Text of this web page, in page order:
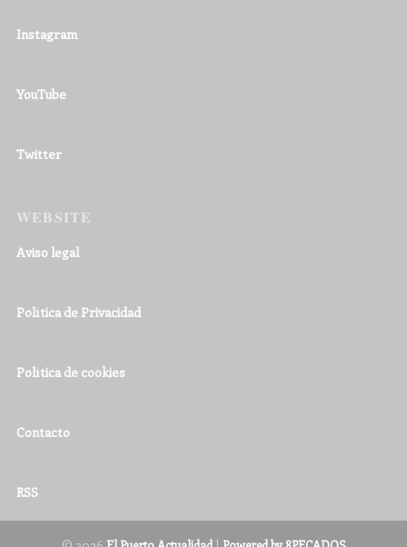
Instagram
YouTube
Twitter
WEBSITE
Aviso legal
Política de Privacidad
Política de cookies
Contacto
RSS